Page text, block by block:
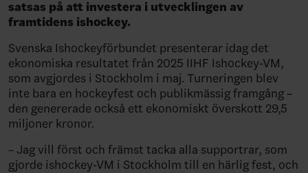
satsas på att investera i utvecklingen av
framtidens ishockey.
Svenska Ishockeyförbundet presenterar idag det
ekonomiska resultatet från 2025 IIHF Ishockey-VM,
som avgjordes i Stockholm i maj. Turneringen blev
inte bara en hockeyfest och publikmässig framgång –
den genererade också ett ekonomiskt överskott 29,5
miljoner kronor.
– Jag vill först och främst tacka alla supportrar, som
gjorde ishockey-VM i Stockholm till en härlig fest, och